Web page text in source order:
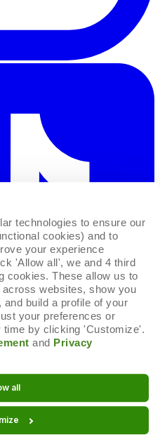
technologies to ensure our
cookies) and to
your experience
'Allow all', we and 4 third
cookies. These allow us to
websites, show you
build a profile of your
your preferences or
by clicking 'Customize'.
and Privacy
all